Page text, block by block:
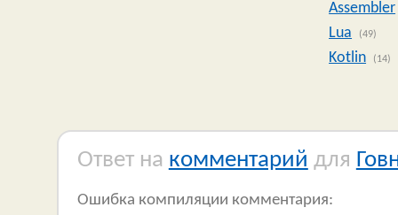
Assembler
Lua
(49)
Kotlin (14)
Ответ на комментарий для
Ошибка компиляции комментария: